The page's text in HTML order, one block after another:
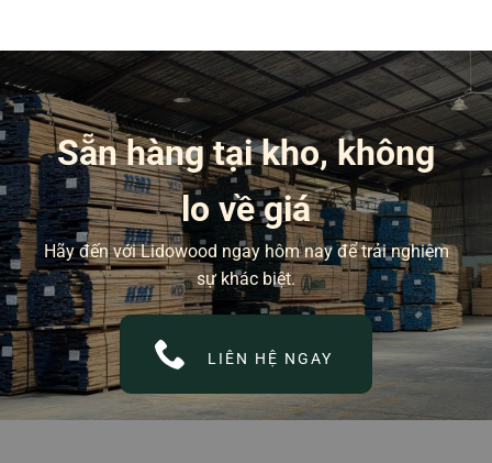
Sẵn hàng tại kho, không
lo về giá
Hãy đến với Lidowood ngay hôm nay để trải nghiệm
sự khác biệt.
LIÊN HỆ NGAY